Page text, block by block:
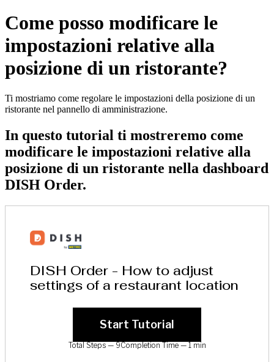
Come posso modificare le
impostazioni relative alla
posizione di un ristorante?
Ti mostriamo come regolare le impostazioni della posizione di un
ristorante nel pannello di amministrazione.
In questo tutorial ti mostreremo come
modificare le impostazioni relative alla
posizione di un ristorante nella dashboard
DISH Order.